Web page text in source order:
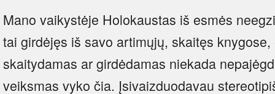
Mano vaikystėje Holokaustas iš esmės
tai girdėjęs iš savo artimųjų, skaitęs
skaitydamas ar girdėdamas niekada
veiksmas vyko čia. Įsivaizduodavau